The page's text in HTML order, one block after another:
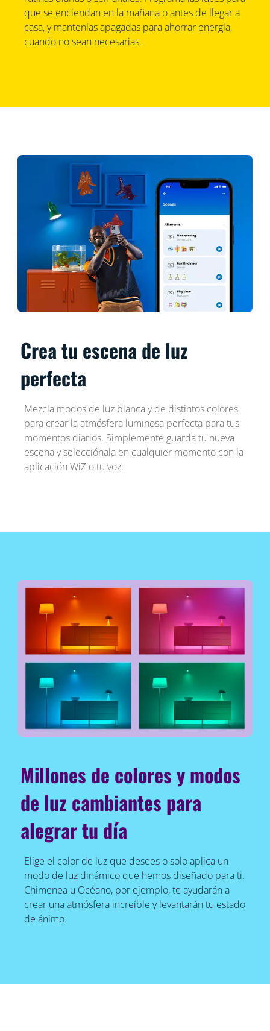
que se enciendan en la mañana o antes de llegar a
casa, y mantenlas apagadas para ahorrar energía,
cuando no sean necesarias.
Crea tu escena de luz
perfecta
Mezcla modos de luz blanca y de distintos colores
para crear la atmósfera luminosa perfecta para tus
momentos diarios. Simplemente guarda tu nueva
escena y selecciónala en cualquier momento con la
aplicación WiZ o tu voz.
Millones de colores y modos
de luz cambiantes para
alegrar tu día
Elige el color de luz que desees o solo aplica un
modo de luz dinámico que hemos diseñado para ti.
Chimenea u Océano, por ejemplo, te ayudarán a
crear una atmósfera increíble y levantarán tu estado
de ánimo.